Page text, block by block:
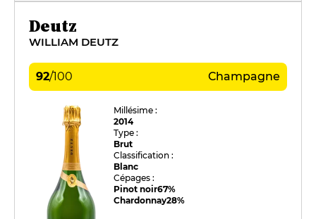
Deutz
WILLIAM DEUTZ
92/100 Champagne
Millésime :
2014
Type :
Brut
Classification :
Blanc
Cépages :
Pinot noir67%
Chardonnay28%